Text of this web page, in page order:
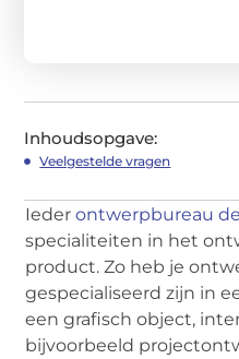
Inhoudsopgave:
Veelgestelde vragen
Iederontwerpbureau
specialiteiten in het
product. Zo heb je
gespecialiseerd zijn in
een grafisch object,
bijvoorbeeld